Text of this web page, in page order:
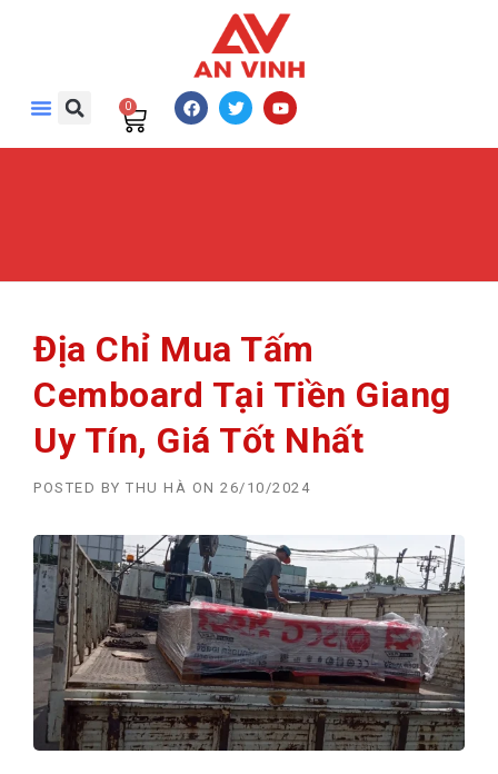
0
Địa Chỉ Mua Tấm
Cemboard Tại Tiền Giang
Uy Tín, Giá Tốt Nhất
POSTED BY THU HÀ ON 26/10/2024